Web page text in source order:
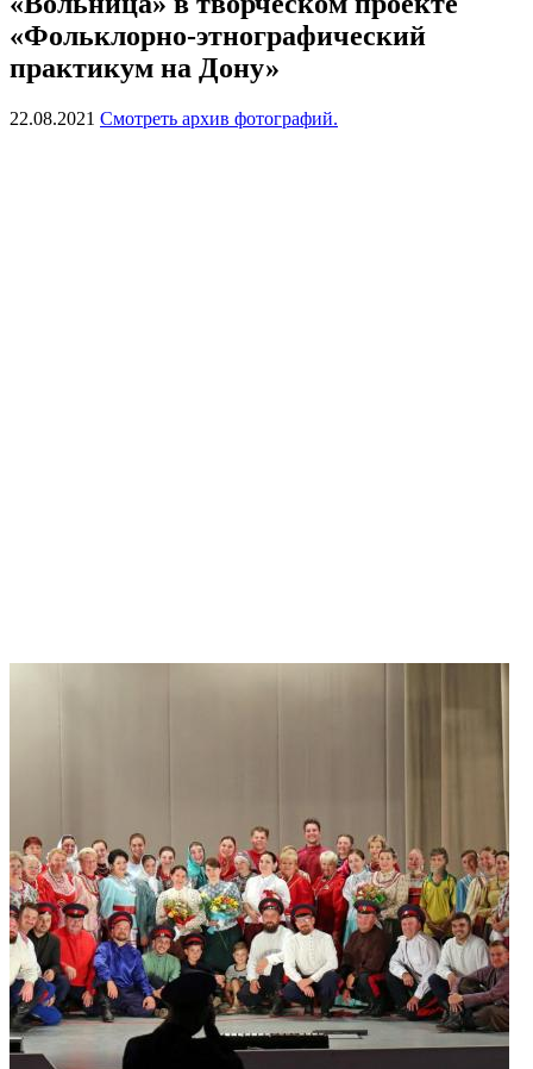
«Фольклорно-этнографический
практикум на Дону»
22.08.2021 Смотреть архив фотографий.